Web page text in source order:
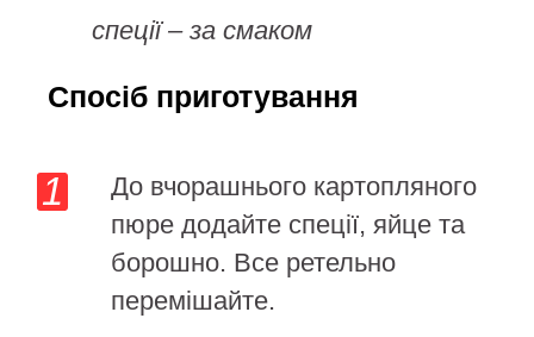
спеції – за смаком
Спосіб приготування
До вчорашнього картопляного
пюре додайте спеції, яйце та
борошно. Все ретельно
перемішайте.